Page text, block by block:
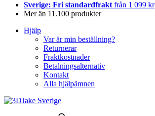
Sverige: Fri standardfrakt från 1 099 kr
Mer än 11.100 produkter
Hjälp
Var är min beställning?
Returnerar
Fraktkostnader
Betalningsalternativ
Kontakt
Alla hjälpämnen